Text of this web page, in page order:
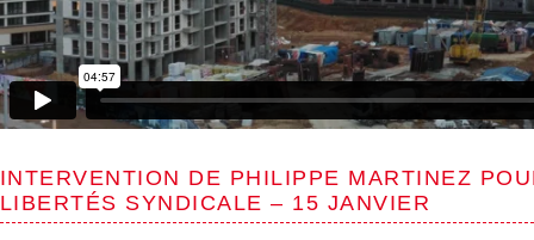
INTERVENTION DE PHILIPPE MARTINEZ
LIBERTÉS SYNDICALE – 15 JANVIER